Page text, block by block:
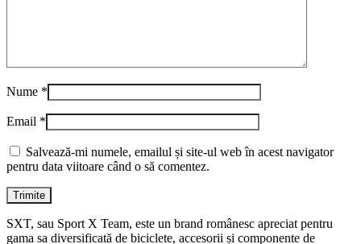
Nume *
Email *
Salvează-mi numele, emailul și site-ul web în acest navigator
pentru data viitoare când o să comentez.
SXT, sau Sport X Team, este un brand românesc apreciat pentru
gama sa diversificată de biciclete, accesorii și componente de